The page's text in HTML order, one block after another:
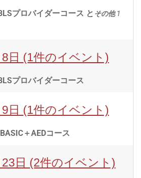
プロバイダーコース と その他 1
日 (1件のイベント)
プロバイダーコース
日 (1件のイベント)
＋AEDコース
日 (2件のイベント)